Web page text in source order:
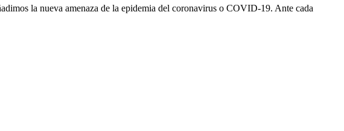
la nueva amenaza de la epidemia del coronavirus o COVID-19. Ante cada